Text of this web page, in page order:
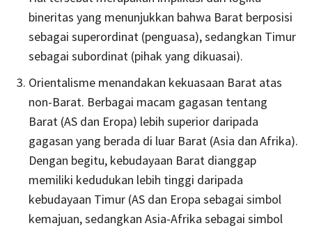
bineritas yang menunjukkan bahwa Barat berposisi
sebagai superordinat (penguasa), sedangkan Timur
sebagai subordinat (pihak yang dikuasai).
Orientalisme menandakan kekuasaan Barat atas
non-Barat. Berbagai macam gagasan tentang
Barat (AS dan Eropa) lebih superior daripada
gagasan yang berada di luar Barat (Asia dan Afrika).
Dengan begitu, kebudayaan Barat dianggap
memiliki kedudukan lebih tinggi daripada
kebudayaan Timur (AS dan Eropa sebagai simbol
kemajuan, sedangkan Asia-Afrika sebagai simbol